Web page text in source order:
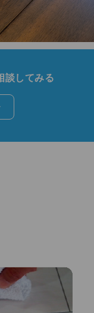
談してみる